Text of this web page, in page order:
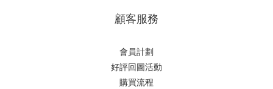
顧客服務
會員計劃
好評回圖活動
購買流程